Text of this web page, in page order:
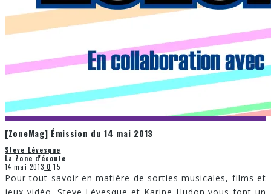
[ZoneMag] Émission du 14 mai 2013
Steve Lévesque
La Zone d'écoute
14 mai 2013 0 15
Pour tout savoir en matière de sorties musicales, films et